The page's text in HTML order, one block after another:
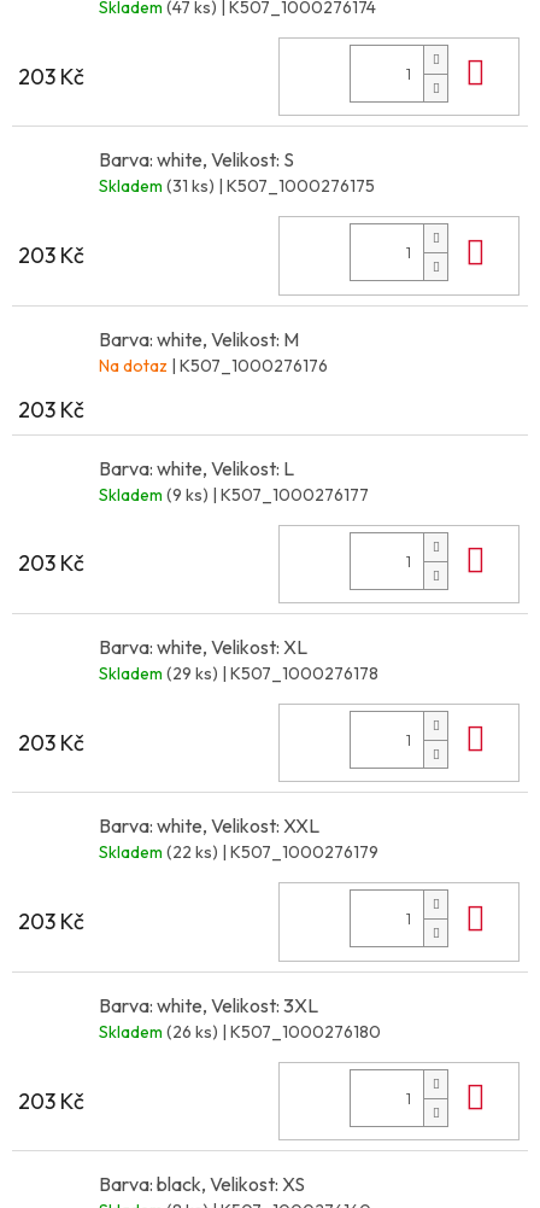
Skladem (47 ks) | K507_1000276174
203 Kč
Barva: white, Velikost: S
Skladem (31 ks) | K507_1000276175
203 Kč
Barva: white, Velikost: M
Na dotaz | K507_1000276176
203 Kč
Barva: white, Velikost: L
Skladem (9 ks) | K507_1000276177
203 Kč
Barva: white, Velikost: XL
Skladem (29 ks) | K507_1000276178
203 Kč
Barva: white, Velikost: XXL
Skladem (22 ks) | K507_1000276179
203 Kč
Barva: white, Velikost: 3XL
Skladem (26 ks) | K507_1000276180
203 Kč
Barva: black, Velikost: XS